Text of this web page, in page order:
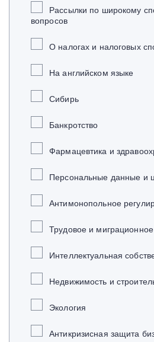
Рассылки по широкому
вопросов
О налогах и налоговых
На английском языке
Сибирь
Банкротство
Фармацевтика и
Персональные данные и
Антимонопольное
Трудовое и
Интеллектуальная
Недвижимость и
Экология
Антикризисная защита